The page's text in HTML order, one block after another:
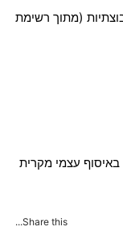
(מתוך רשימת
באיסוף עצמי מקרית
Share this...